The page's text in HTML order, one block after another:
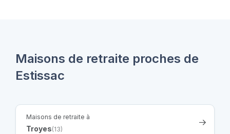
Maisons de retraite proches de
Estissac
Maisons de retraite à
Troyes(13)